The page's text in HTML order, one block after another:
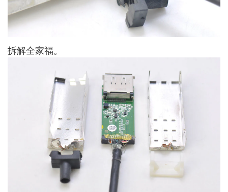
拆解全家福。